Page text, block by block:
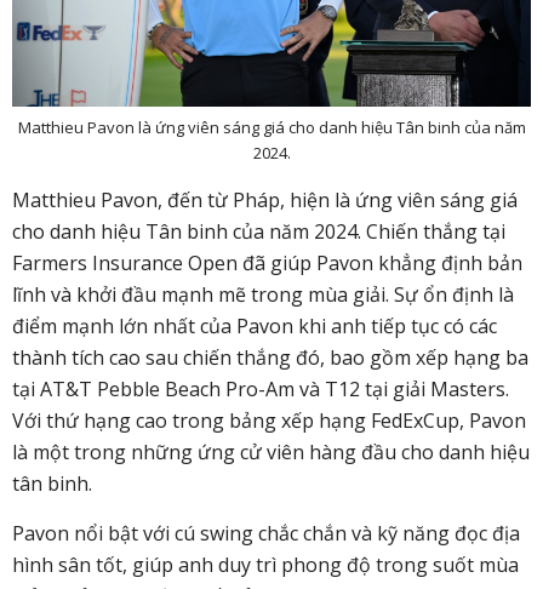
Matthieu Pavon là ứng viên sáng giá cho danh hiệu Tân binh của năm
2024.
Matthieu Pavon, đến từ Pháp, hiện là ứng viên sáng giá
cho danh hiệu Tân binh của năm 2024. Chiến thắng tại
Farmers Insurance Open đã giúp Pavon khẳng định bản
lĩnh và khởi đầu mạnh mẽ trong mùa giải. Sự ổn định là
điểm mạnh lớn nhất của Pavon khi anh tiếp tục có các
thành tích cao sau chiến thắng đó, bao gồm xếp hạng ba
tại AT&T Pebble Beach Pro-Am và T12 tại giải Masters.
Với thứ hạng cao trong bảng xếp hạng FedExCup, Pavon
là một trong những ứng cử viên hàng đầu cho danh hiệu
tân binh.
Pavon nổi bật với cú swing chắc chắn và kỹ năng đọc địa
hình sân tốt, giúp anh duy trì phong độ trong suốt mùa